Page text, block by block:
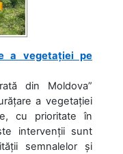
a vegetației pe
din Moldova”
a vegetației
cu prioritate în
intervenții sunt
semnalelor și